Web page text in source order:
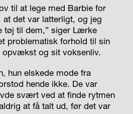
til at lege med Barbie for
at det var latterligt, og jeg
tøj til dem,” siger Lærke
problematisk forhold til sin
opvækst og sit voksenliv.
hun elskede mode fra
hende ikke. De var
svært ved at finde rytmen
at få talt ud, før det var